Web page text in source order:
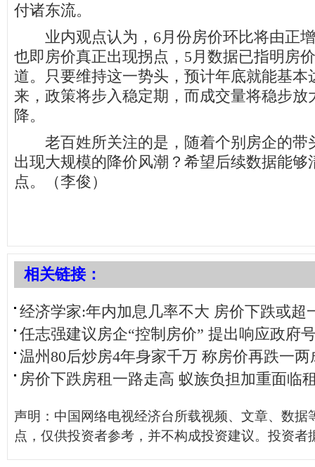
付诸东流。
业内观点认为，6月份房价环比将由正
也即房价真正出现拐点，5月数据已指明房
道。只要维持这一势头，预计年底就能基本
来，政策将步入稳定期，而成交量将稳步放
降。
老百姓所关注的是，随着个别房企的带
出现大规模的降价风潮？希望后续数据能够
点。（李俊）
相关链接：
经济学家:年内加息几率不大 房价下跌或超
任志强建议房企“控制房价” 提出响应政府
温州80后炒房4年身家千万 称房价再跌一两
房价下跌房租一路走高 蚁族负担加重面临
声明：中国网络电视经济台所载视频、文章、数据
点，仅供投资者参考，并不构成投资建议。投资者